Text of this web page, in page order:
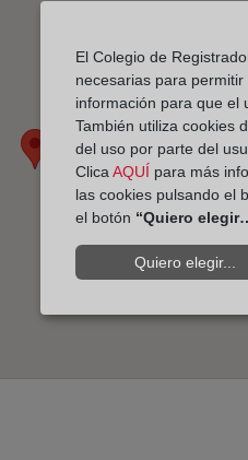
El Colegio de
necesarias para
información para que el
También utiliza cookies
del uso por parte del
ClicaAQUÍ para más
las cookies pulsando el
el botón “Quiero
Quiero elegir...